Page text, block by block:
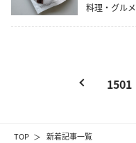
TOP 新着記事一覧
料理・グルメ
1501